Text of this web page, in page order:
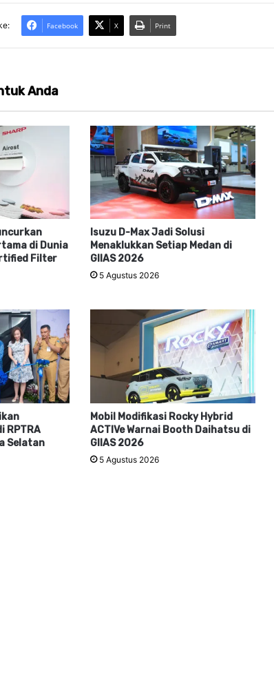
Facebook X Print
Anda
di Dunia
Filter
Isuzu D-Max Jadi Solusi
Menaklukkan Setiap Medan di
GIIAS 2026
5 Agustus 2026
RPTRA
Selatan
Mobil Modifikasi Rocky Hybrid
ACTIVe Warnai Booth Daihatsu di
GIIAS 2026
5 Agustus 2026